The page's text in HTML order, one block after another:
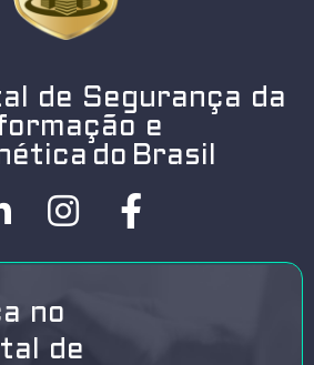
de Segurança da
e
do Brasil
no
de